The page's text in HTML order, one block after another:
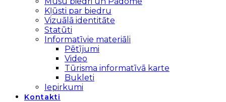
Kļūsti par biedru
Vizuālā identitāte
Statūti
Informatīvie materiāli
Pētījumi
Video
Tūrisma informatīvā karte
Bukleti
Iepirkumi
Kontakti